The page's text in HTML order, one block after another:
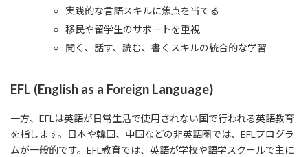
実践的な言語スキルに焦点を当てる
移民や留学生のサポートを重視
聞く、話す、読む、書くスキルの統合的な学習
EFL (English as a Foreign Language)
一方、EFLは英語が日常生活で使用されない国で行われる英語教育
を指します。日本や韓国、中国などの非英語圏では、EFLプログラ
ムが一般的です。EFL教育では、英語が学校や語学スクールで主に